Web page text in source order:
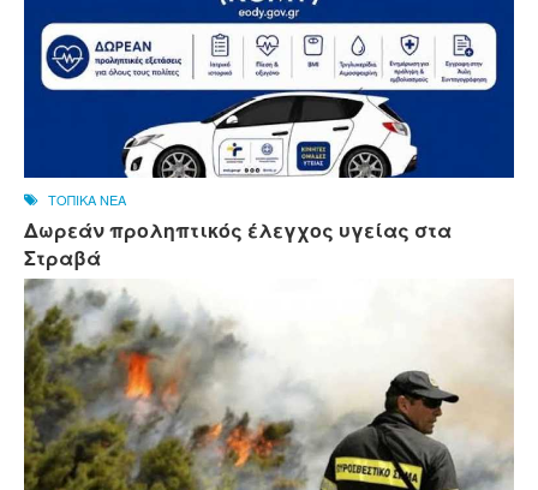
ΤΟΠΙΚΑ ΝΕΑ
Δωρεάν προληπτικός έλεγχος υγείας στα
Στραβά